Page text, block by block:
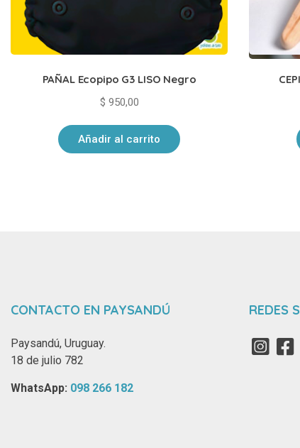
PAÑAL Ecopipo G3 LISO Negro
$ 950,00
Añadir al carrito
CONTACTO EN PAYSANDÚ
Paysandú, Uruguay.
18 de julio 782
WhatsApp: ‪ 098 266 182‬
REDES